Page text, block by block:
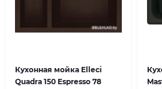
Кухонная мойка Elleci
Quadra 150 Espresso 78